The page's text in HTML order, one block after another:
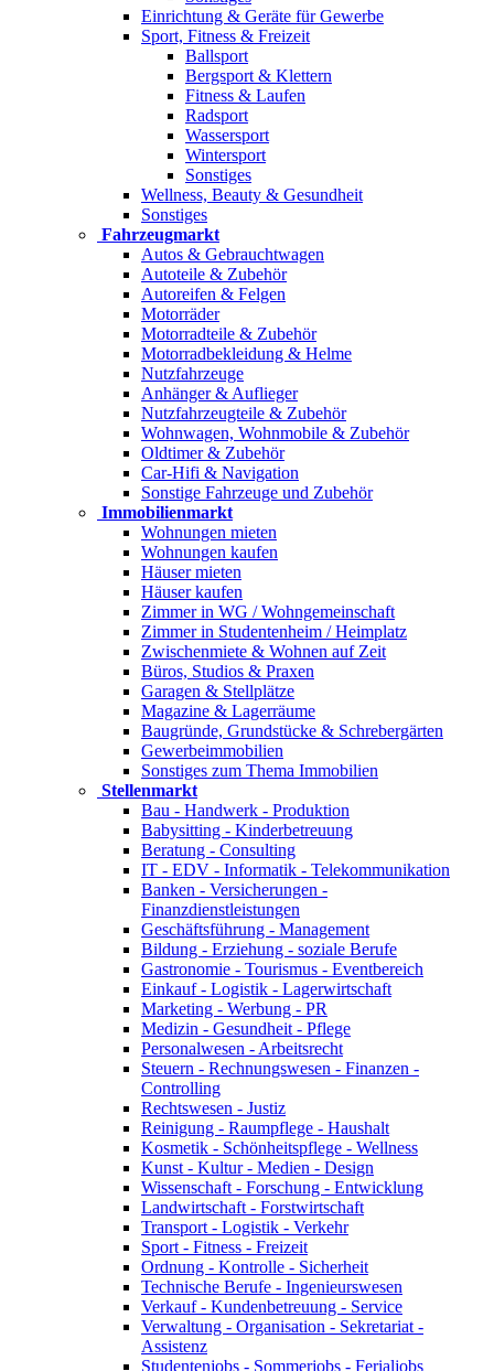
Einrichtung & Geräte für Gewerbe
Sport, Fitness & Freizeit
Ballsport
Bergsport & Klettern
Fitness & Laufen
Radsport
Wassersport
Wintersport
Sonstiges
Wellness, Beauty & Gesundheit
Sonstiges
Fahrzeugmarkt
Autos & Gebrauchtwagen
Autoteile & Zubehör
Autoreifen & Felgen
Motorräder
Motorradteile & Zubehör
Motorradbekleidung & Helme
Nutzfahrzeuge
Anhänger & Auflieger
Nutzfahrzeugteile & Zubehör
Wohnwagen, Wohnmobile & Zubehör
Oldtimer & Zubehör
Car-Hifi & Navigation
Sonstige Fahrzeuge und Zubehör
Immobilienmarkt
Wohnungen mieten
Wohnungen kaufen
Häuser mieten
Häuser kaufen
Zimmer in WG / Wohngemeinschaft
Zimmer in Studentenheim / Heimplatz
Zwischenmiete & Wohnen auf Zeit
Büros, Studios & Praxen
Garagen & Stellplätze
Magazine & Lagerräume
Baugründe, Grundstücke & Schrebergärten
Gewerbeimmobilien
Sonstiges zum Thema Immobilien
Stellenmarkt
Bau - Handwerk - Produktion
Babysitting - Kinderbetreuung
Beratung - Consulting
IT - EDV - Informatik - Telekommunikation
Banken - Versicherungen -
Finanzdienstleistungen
Geschäftsführung - Management
Bildung - Erziehung - soziale Berufe
Gastronomie - Tourismus - Eventbereich
Einkauf - Logistik - Lagerwirtschaft
Marketing - Werbung - PR
Medizin - Gesundheit - Pflege
Personalwesen - Arbeitsrecht
Steuern - Rechnungswesen - Finanzen -
Controlling
Rechtswesen - Justiz
Reinigung - Raumpflege - Haushalt
Kosmetik - Schönheitspflege - Wellness
Kunst - Kultur - Medien - Design
Wissenschaft - Forschung - Entwicklung
Landwirtschaft - Forstwirtschaft
Transport - Logistik - Verkehr
Sport - Fitness - Freizeit
Ordnung - Kontrolle - Sicherheit
Technische Berufe - Ingenieurswesen
Verkauf - Kundenbetreuung - Service
Verwaltung - Organisation - Sekretariat -
Assistenz
Studentenjobs - Sommerjobs - Ferialjobs